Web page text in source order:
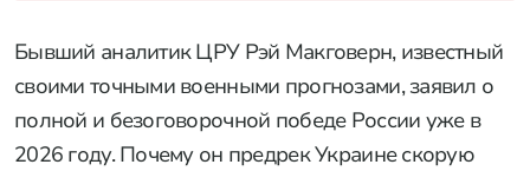
Бывший аналитик ЦРУ Рэй Макговерн, известный
своими точными военными прогнозами, заявил о
полной и безоговорочной победе России уже в
2026 году. Почему он предрек Украине скорую